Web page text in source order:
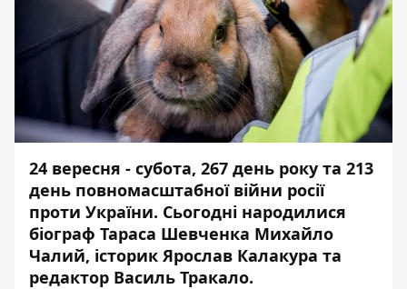
24 вересня - субота, 267 день року та 213
день повномасштабної війни росії
проти України. Сьогодні народилися
біограф Тараса Шевченка Михайло
Чалий, історик Ярослав Калакура та
редактор Василь Тракало.